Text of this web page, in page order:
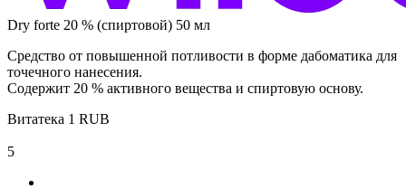
Dry forte 20 % (спиртовой) 50 мл
Средство от повышенной потливости в форме дабоматика для
точечного нанесения.
Содержит 20 % активного вещества и спиртовую основу.
Витатека 1 RUB
5